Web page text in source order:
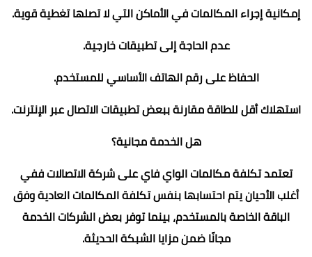
إمكانية إجراء المكالمات في الأماكن التي لا تصلها تغطية قوية.
عدم الحاجة إلى تطبيقات خارجية.
الحفاظ على رقم الهاتف الأساسي للمستخدم.
استهلاك أقل للطاقة مقارنة ببعض تطبيقات الاتصال عبر الإنترنت.
هل الخدمة مجانية؟
تعتمد تكلفة مكالمات الواي فاي على شركة الاتصالات ففي
أغلب الأحيان يتم احتسابها بنفس تكلفة المكالمات العادية وفق
الباقة الخاصة بالمستخدم، بينما توفر بعض الشركات الخدمة
مجانًا ضمن مزايا الشبكة الحديثة.